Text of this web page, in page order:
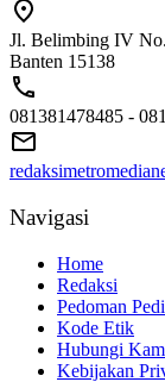
Jl. Belimbing IV
Banten 15138
081381478485 -
Navigasi
Home
Redaksi
Pedoman
Kode Etik
Hubungi
Kebijakan